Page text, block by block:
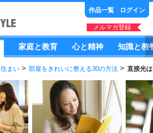
作品一覧 ログイン
メルマガ登録
家庭と教育 心と精神 知識と教
住まい 部屋をきれいに整える30の方法 直接光